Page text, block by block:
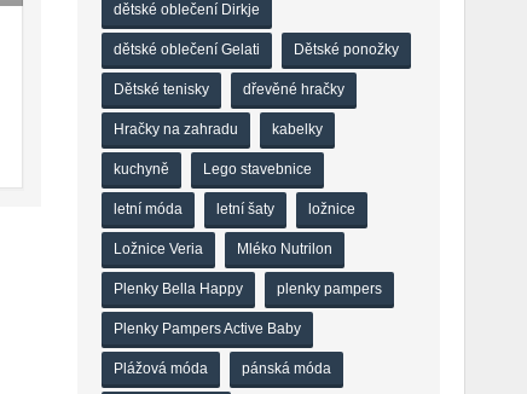
dětské oblečení Dirkje
dětské oblečení Gelati Dětské ponožky
Dětské tenisky dřevěné hračky
Hračky na zahradu kabelky
kuchyně Lego stavebnice
letní móda letní šaty ložnice
Ložnice Veria Mléko Nutrilon
Plenky Bella Happy plenky pampers
Plenky Pampers Active Baby
Plážová móda pánská móda